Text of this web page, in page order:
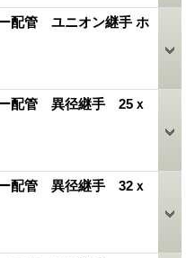
配管 ユニオン継手 ホ
配管 異径継手 25ｘ
配管 異径継手 32ｘ